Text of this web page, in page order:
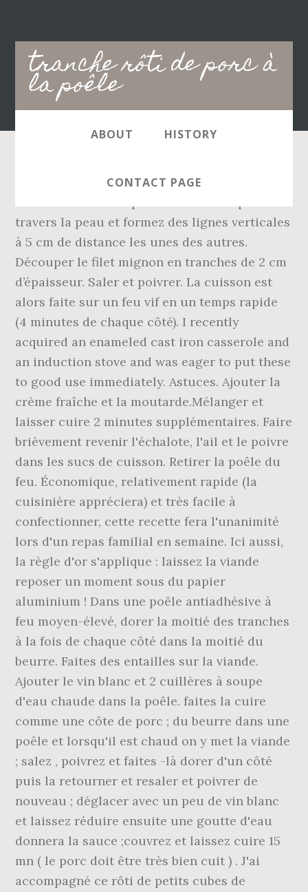
tranche rôti de porc à
la poêle
Main
navigation
ABOUT HISTORY
CONTACT PAGE
https://tucuisines.fr/filet-mignon-de-porc-
travers la peau et formez des lignes verticales
à 5 cm de distance les unes des autres.
Découper le filet mignon en tranches de 2 cm
d’épaisseur. Saler et poivrer. La cuisson est
alors faite sur un feu vif en un temps rapide
(4 minutes de chaque côté). I recently
acquired an enameled cast iron casserole and
an induction stove and was eager to put these
to good use immediately. Astuces. Ajouter la
crème fraîche et la moutarde.Mélanger et
laisser cuire 2 minutes supplémentaires. Faire
brièvement revenir l'échalote, l'ail et le poivre
dans les sucs de cuisson. Retirer la poêle du
feu. Économique, relativement rapide (la
cuisinière appréciera) et très facile à
confectionner, cette recette fera l'unanimité
lors d'un repas familial en semaine. Ici aussi,
la règle d'or s'applique : laissez la viande
reposer un moment sous du papier
aluminium ! Dans une poêle antiadhésive à
feu moyen-élevé, dorer la moitié des tranches
à la fois de chaque côté dans la moitié du
beurre. Faites des entailles sur la viande.
Ajouter le vin blanc et 2 cuillères à soupe
d'eau chaude dans la poêle. faites la cuire
comme une côte de porc ; du beurre dans une
poêle et lorsqu'il est chaud on y met la viande
; salez , poivrez et faites -là dorer d'un côté
puis la retourner et resaler et poivrer de
nouveau ; déglacer avec un peu de vin blanc
et laissez réduire ensuite une goutte d'eau
donnera la sauce ;couvrez et laissez cuire 15
mn ( le porc doit être très bien cuit ) . J'ai
accompagné ce rôti de petits cubes de